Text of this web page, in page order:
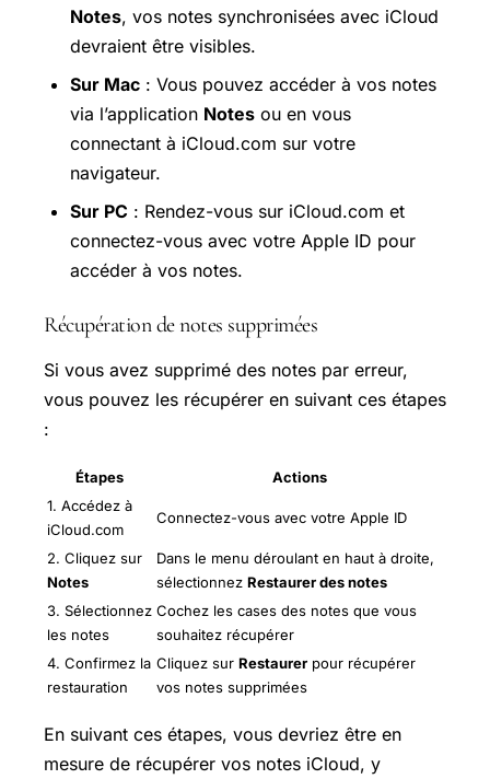
Notes, vos notes synchronisées avec iCloud
devraient être visibles.
Sur Mac : Vous pouvez accéder à vos notes
via l’application Notes ou en vous
connectant à iCloud.com sur votre
navigateur.
Sur PC : Rendez-vous sur iCloud.com et
connectez-vous avec votre Apple ID pour
accéder à vos notes.
Récupération de notes supprimées
Si vous avez supprimé des notes par erreur,
vous pouvez les récupérer en suivant ces étapes
:
Étapes
Actions
1. Accédez à
iCloud.com
Connectez-vous avec votre Apple ID
2. Cliquez sur
Notes
Dans le menu déroulant en haut à droite,
sélectionnez Restaurer des notes
3. Sélectionnez
les notes
Cochez les cases des notes que vous
souhaitez récupérer
4. Confirmez la
restauration
Cliquez sur Restaurer pour récupérer
vos notes supprimées
En suivant ces étapes, vous devriez être en
mesure de récupérer vos notes iCloud, y